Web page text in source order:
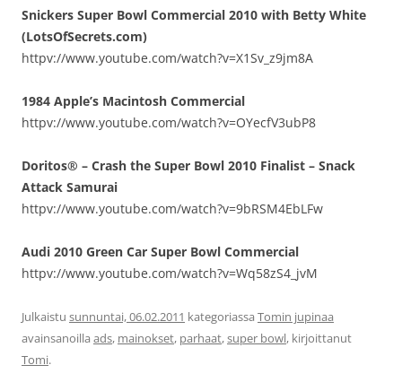
Snickers Super Bowl Commercial 2010 with Betty White
(LotsOfSecrets.com)
httpv://www.youtube.com/watch?v=X1Sv_z9jm8A
1984 Apple’s Macintosh Commercial
httpv://www.youtube.com/watch?v=OYecfV3ubP8
Doritos® – Crash the Super Bowl 2010 Finalist – Snack
Attack Samurai
httpv://www.youtube.com/watch?v=9bRSM4EbLFw
Audi 2010 Green Car Super Bowl Commercial
httpv://www.youtube.com/watch?v=Wq58zS4_jvM
Julkaistu sunnuntai, 06.02.2011 kategoriassa Tomin jupinaa
avainsanoilla ads, mainokset, parhaat,super bowl, kirjoittanut
Tomi.